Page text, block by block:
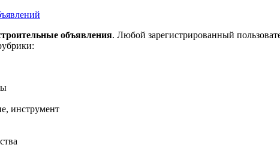
объявления. Любой зарегистрированный
инструмент